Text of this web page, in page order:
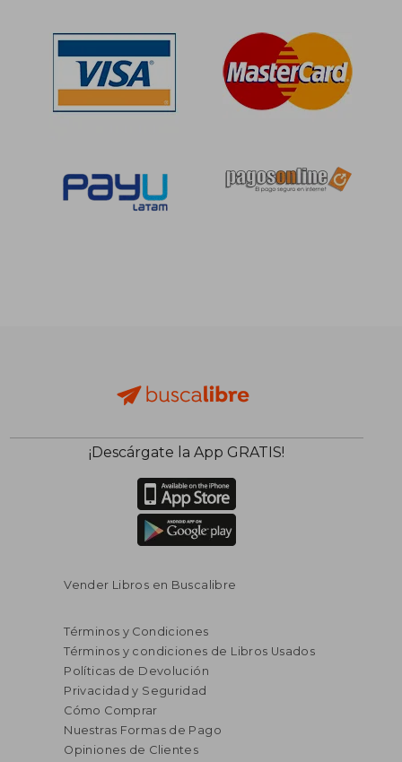
S/ 136,95
¡Descárgate la App GRATIS!
Vender Libros en Buscalibre
Términos y Condiciones
Términos y condiciones de Libros Usados
Políticas de Devolución
Privacidad y Seguridad
Cómo Comprar
Nuestras Formas de Pago
Opiniones de Clientes